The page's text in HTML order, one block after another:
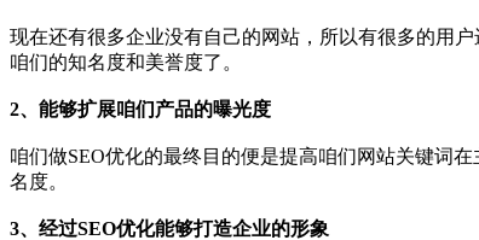
现在还有很多企业没有自己的网站，所以有很多的用
咱们的知名度和美誉度了。
2、能够扩展咱们产品的曝光度
咱们做SEO优化的最终目的便是提高咱们网站关键词
名度。
3、经过SEO优化能够打造企业的形象